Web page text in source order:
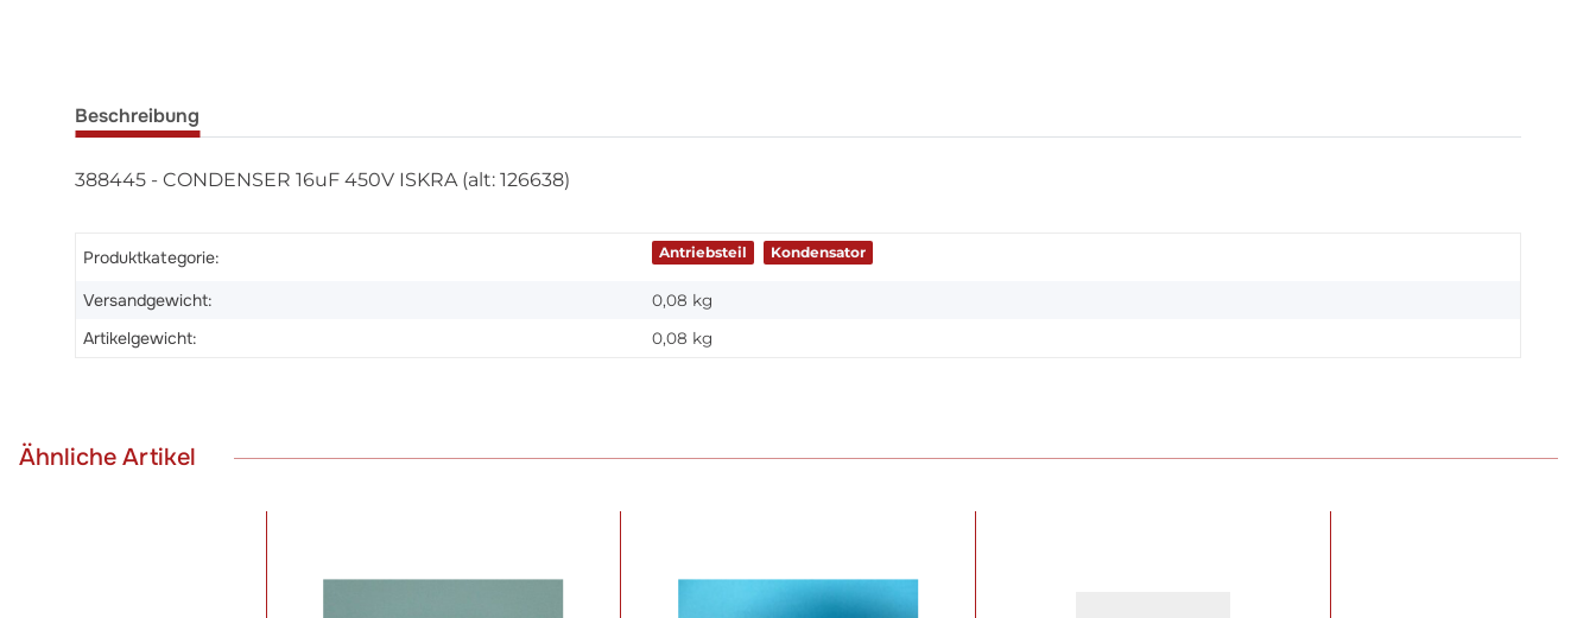
Beschreibung
388445 - CONDENSER 16uF 450V ISKRA (alt: 126638)
Produktkategorie: Antriebsteil Kondensator
Versandgewicht: 0,08 kg
Artikelgewicht: 0,08 kg
Ähnliche Artikel